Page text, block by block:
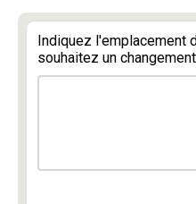
Indiquez l'emplacement
souhaitez un